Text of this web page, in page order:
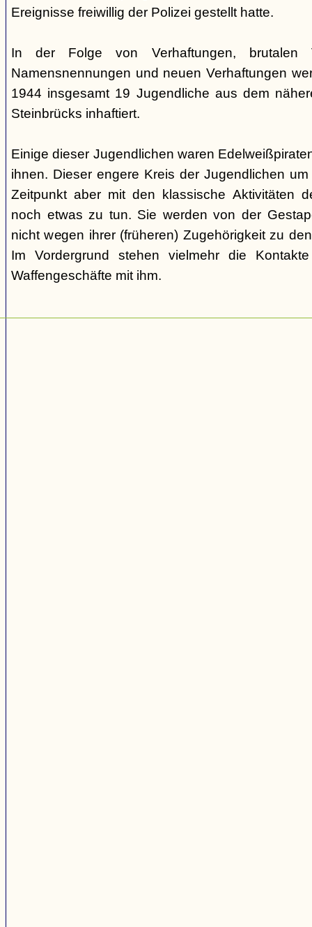
Ereignisse freiwillig der Polizei gestellt hatte.
In der Folge von Verhaftungen, brutalen
Namensnennungen und neuen Verhaftungen
1944 insgesamt 19 Jugendliche aus dem
Steinbrücks inhaftiert.
Einige dieser Jugendlichen waren
ihnen. Dieser engere Kreis der Jugendlichen
Zeitpunkt aber mit den klassische Aktivitäten
noch etwas zu tun. Sie werden von der
nicht wegen ihrer (früheren) Zugehörigkeit zu
Im Vordergrund stehen vielmehr die
Waffengeschäfte mit ihm.